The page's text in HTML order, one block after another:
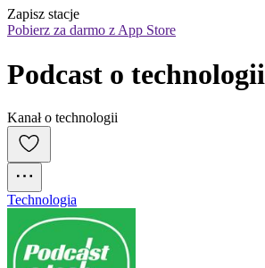
Zapisz stacje
Pobierz za darmo z App Store
Podcast o technologii
Kanał o technologii
Technologia